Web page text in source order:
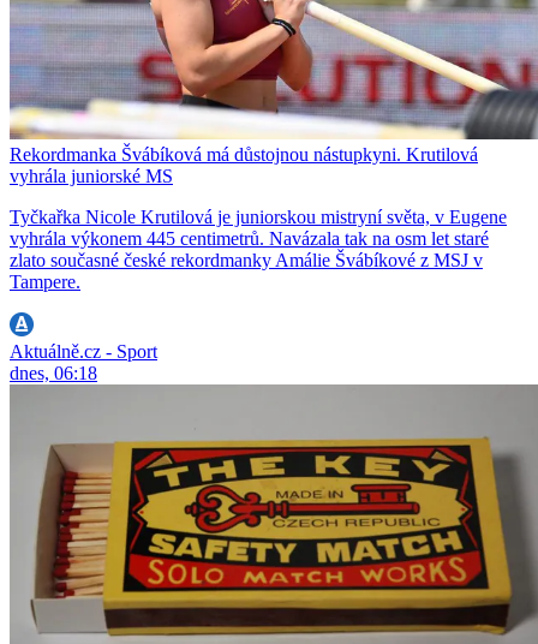
Rekordmanka Švábíková má důstojnou nástupkyni. Krutilová
vyhrála juniorské MS
Tyčkařka Nicole Krutilová je juniorskou mistryní světa, v Eugene
vyhrála výkonem 445 centimetrů. Navázala tak na osm let staré
zlato současné české rekordmanky Amálie Švábíkové z MSJ v
Tampere.
Aktuálně.cz - Sport
dnes, 06:18